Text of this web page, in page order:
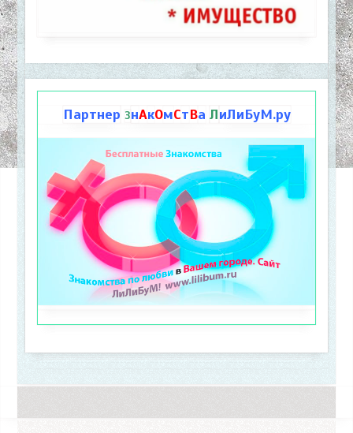
Партнер ЗнАкОмСтВа ЛиЛиБуМ.ру